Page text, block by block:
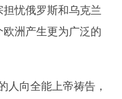
忧俄罗斯和乌克兰
洲产生更为广泛的
人向全能上帝祷告，